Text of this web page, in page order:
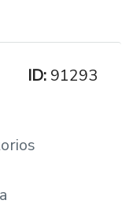
ID: 91293